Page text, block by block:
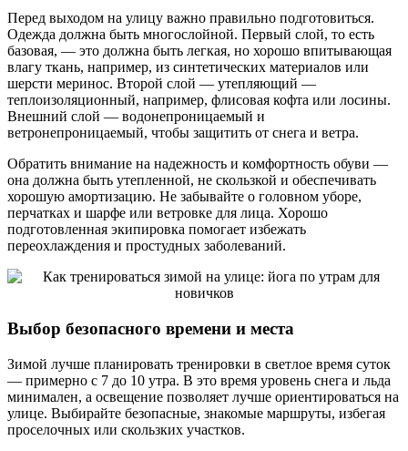
Перед выходом на улицу важно правильно подготовиться.
Одежда должна быть многослойной. Первый слой, то есть
базовая, — это должна быть легкая, но хорошо впитывающая
влагу ткань, например, из синтетических материалов или
шерсти меринос. Второй слой — утепляющий —
теплоизоляционный, например, флисовая кофта или лосины.
Внешний слой — водонепроницаемый и
ветронепроницаемый, чтобы защитить от снега и ветра.
Обратить внимание на надежность и комфортность обуви —
она должна быть утепленной, не скользкой и обеспечивать
хорошую амортизацию. Не забывайте о головном уборе,
перчатках и шарфе или ветровке для лица. Хорошо
подготовленная экипировка помогает избежать
переохлаждения и простудных заболеваний.
Выбор безопасного времени и места
Зимой лучше планировать тренировки в светлое время суток
— примерно с 7 до 10 утра. В это время уровень снега и льда
минимален, а освещение позволяет лучше ориентироваться на
улице. Выбирайте безопасные, знакомые маршруты, избегая
проселочных или скользких участков.